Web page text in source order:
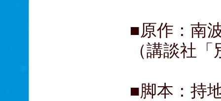
■原作：南
（講談社
■脚本：持